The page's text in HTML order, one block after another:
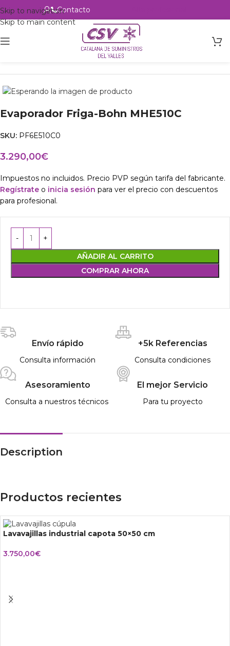
Skip to navigation
Skip to main content
Contacto
Intercambio
Evaporador Friga-Bohn MHE510C
SKU: PF6E510C0
3.290,00€
Impuestos no incluidos. Precio PVP según tarifa del fabricante.
Regístrate o inicia sesión para ver el precio con descuentos
para profesional.
AÑADIR AL CARRITO
COMPRAR AHORA
Envío rápido
Consulta información
+5k Referencias
Consulta condiciones
Asesoramiento
Consulta a nuestros técnicos
El mejor Servicio
Para tu proyecto
Description
Productos recientes
Lavavajillas industrial capota 50×50 cm
3.750,00€